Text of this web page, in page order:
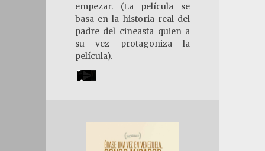
empezar. (La película se
basa en la historia real del
padre del cineasta quien a
su vez protagoniza la
película).